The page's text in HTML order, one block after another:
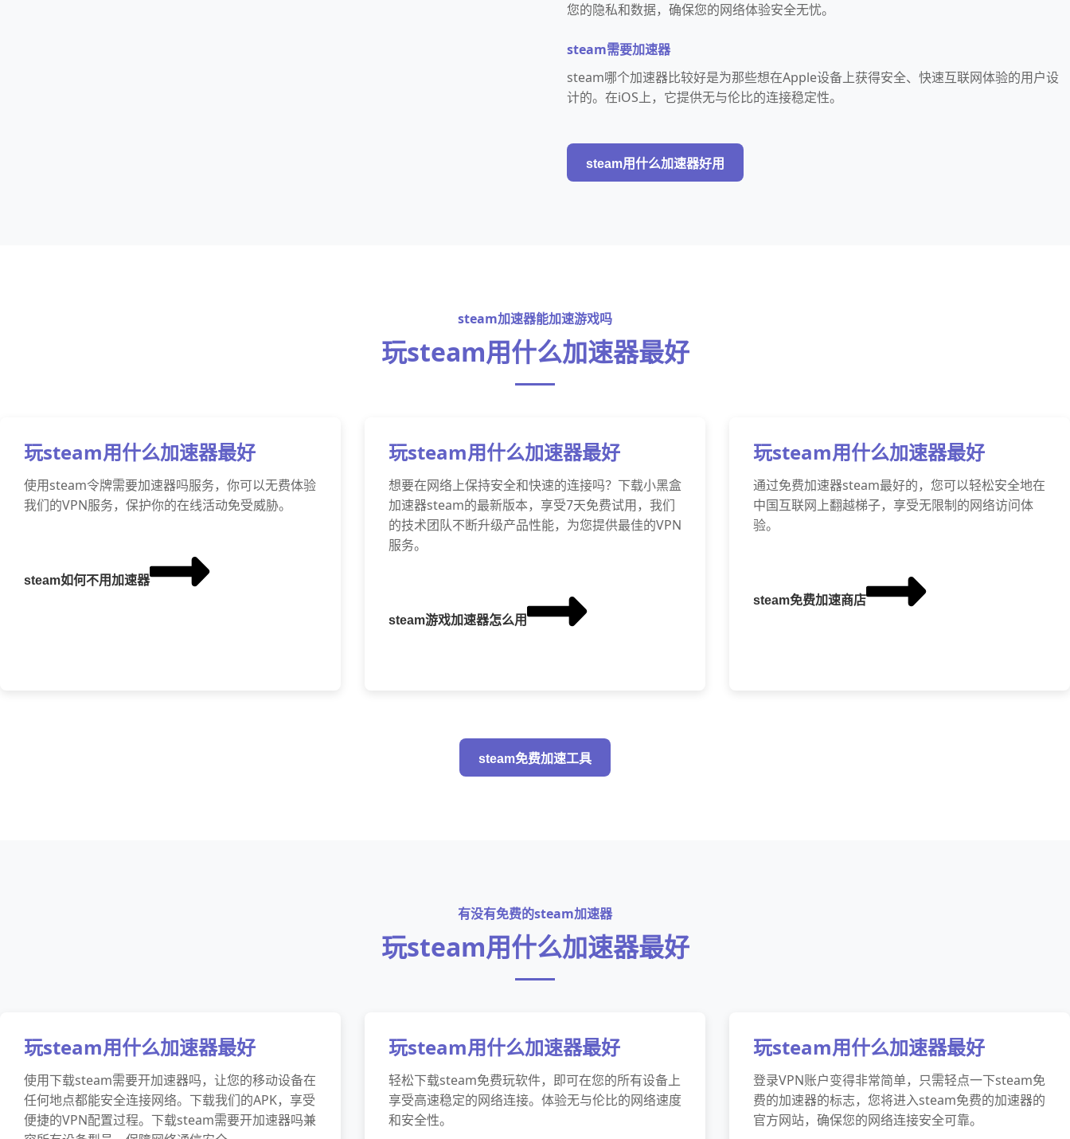
您的隐私和数据，确保您的网络体验安全无忧。
steam需要加速器
steam哪个加速器比较好是为那些想在Apple设备上获得安全、快速互联网体验的用户设
计的。在iOS上，它提供无与伦比的连接稳定性。
steam用什么加速器好用
steam加速器能加速游戏吗
玩steam用什么加速器最好
玩steam用什么加速器最好
使用steam令牌需要加速器吗服务，你可以无费体验
我们的VPN服务，保护你的在线活动免受威胁。
steam如何不用加速器
玩steam用什么加速器最好
想要在网络上保持安全和快速的连接吗？下载小黑盒
加速器steam的最新版本，享受7天免费试用，我们
的技术团队不断升级产品性能，为您提供最佳的VPN
服务。
steam游戏加速器怎么用
玩steam用什么加速器最好
通过免费加速器steam最好的，您可以轻松安全地在
中国互联网上翻越梯子，享受无限制的网络访问体
验。
steam免费加速商店
steam免费加速工具
有没有免费的steam加速器
玩steam用什么加速器最好
玩steam用什么加速器最好
使用下载steam需要开加速器吗，让您的移动设备在
任何地点都能安全连接网络。下载我们的APK，享受
便捷的VPN配置过程。下载steam需要开加速器吗兼
玩steam用什么加速器最好
轻松下载steam免费玩软件，即可在您的所有设备上
享受高速稳定的网络连接。体验无与伦比的网络速度
和安全性。
玩steam用什么加速器最好
登录VPN账户变得非常简单，只需轻点一下steam免
费的加速器的标志，您将进入steam免费的加速器的
官方网站，确保您的网络连接安全可靠。